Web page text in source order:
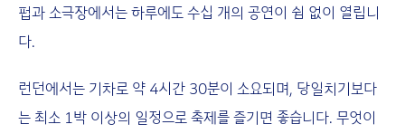
펍과 소극장에서는 하루에도 수십 개의 공연이 쉼 없이 열립니
다.
런던에서는 기차로 약 4시간 30분이 소요되며, 당일치기보다
는 최소 1박 이상의 일정으로 축제를 즐기면 좋습니다. 무엇이